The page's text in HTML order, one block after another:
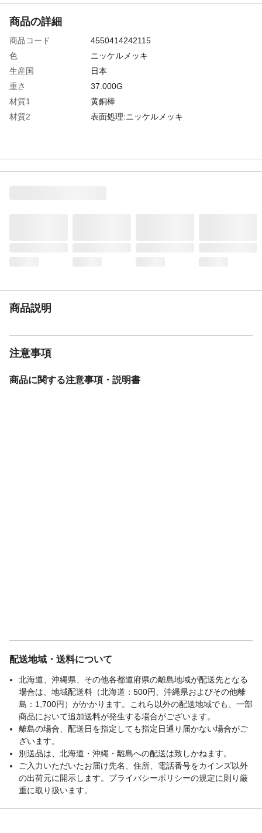
商品の詳細
商品コード
4550414242115
色
ニッケルメッキ
生産国
日本
重さ
37.000G
材質1
黄銅棒
材質2
表面処理:ニッケルメッキ
商品説明
注意事項
商品に関する注意事項・説明書
配送地域・送料について
北海道、沖縄県、その他各都道府県の離島地域が配送先となる
場合は、地域配送料（北海道：500円、沖縄県およびその他離
島：1,700円）がかかります。これら以外の配送地域でも、一部
商品において追加送料が発生する場合がございます。
離島の場合、配送日を指定しても指定日通り届かない場合がご
ざいます。
別送品は、北海道・沖縄・離島への配送は致しかねます。
ご入力いただいたお届け先名、住所、電話番号をカインズ以外
の出荷元に開示します。プライバシーポリシーの規定に則り厳
重に取り扱います。